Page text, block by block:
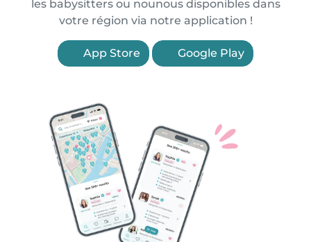
les babysitters ou nounous disponibles dans
votre région via notre application !
App Store Google Play